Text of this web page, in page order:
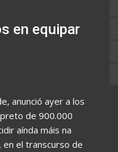
en equipar
anunció ayer a los
de 900.000
aínda máis na
en el transcurso de